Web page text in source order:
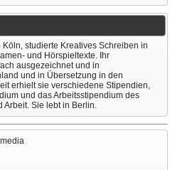
studierte Kreatives Schreiben in
und Hörspieltexte. Ihr
ausgezeichnet und in
und in Übersetzung in den
erhielt sie verschiedene Stipendien,
und das Arbeitsstipendium des
Arbeit. Sie lebt in Berlin.